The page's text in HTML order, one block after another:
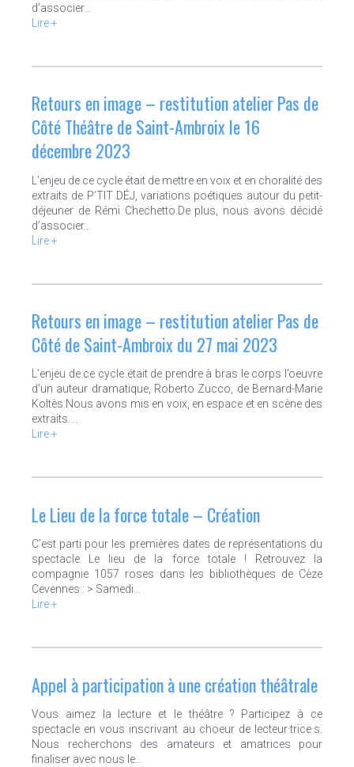
d’associer…
Lire +
Retours en image – restitution atelier Pas de
Côté Théâtre de Saint-Ambroix le 16
décembre 2023
L’enjeu de ce cycle était de mettre en voix et en choralité des
extraits de P’TIT DÉJ, variations poétiques autour du petit-
déjeuner de Rémi Chechetto.De plus, nous avons décidé
d’associer…
Lire +
Retours en image – restitution atelier Pas de
Côté de Saint-Ambroix du 27 mai 2023
L’enjeu de ce cycle était de prendre à bras le corps l’oeuvre
d’un auteur dramatique, Roberto Zucco, de Bernard-Marie
Koltès.Nous avons mis en voix, en espace et en scène des
extraits….
Lire +
Le Lieu de la force totale – Création
C’est parti pour les premières dates de représentations du
spectacle Le lieu de la force totale ! Retrouvez la
compagnie 1057 roses dans les bibliothèques de Cèze
Cevennes : > Samedi…
Lire +
Appel à participation à une création théâtrale
Vous aimez la lecture et le théâtre ? Participez à ce
spectacle en vous inscrivant au choeur de lecteur·trice·s.
Nous recherchons des amateurs et amatrices pour
finaliser avec nous le…